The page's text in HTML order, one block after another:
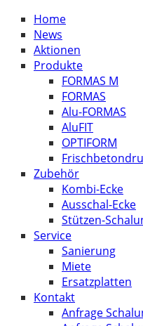
Home
News
Aktionen
Produkte
FORMAS M
FORMAS
Alu-FORMAS
AluFIT
OPTIFORM
Zubehör
Kombi-Ecke
Ausschal-Ecke
Stützen-
Service
Sanierung
Miete
Ersatzplatten
Kontakt
Anfrage